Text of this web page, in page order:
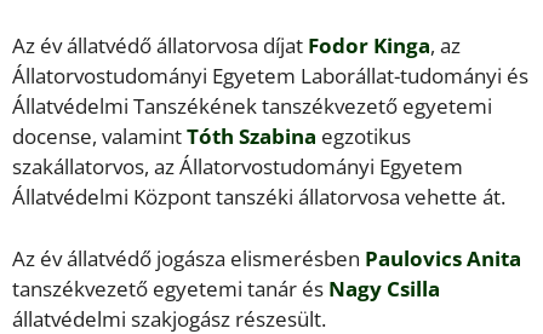
Az év állatvédő állatorvosa díjat Fodor Kinga, az
Állatorvostudományi Egyetem Laborállat-tudományi és
Állatvédelmi Tanszékének tanszékvezető egyetemi
docense, valamintTóth Szabina egzotikus
szakállatorvos, az Állatorvostudományi Egyetem
Állatvédelmi Központ tanszéki állatorvosa vehette át.
Az év állatvédő jogásza elismerésben Paulovics Anita
tanszékvezető egyetemi tanár és Nagy Csilla
állatvédelmi szakjogász részesült.